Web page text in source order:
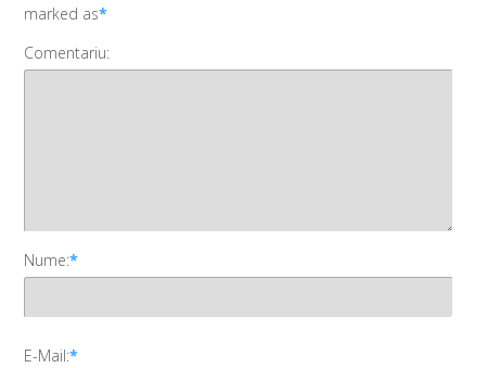
marked as*
Comentariu:
Nume:*
E-Mail:*